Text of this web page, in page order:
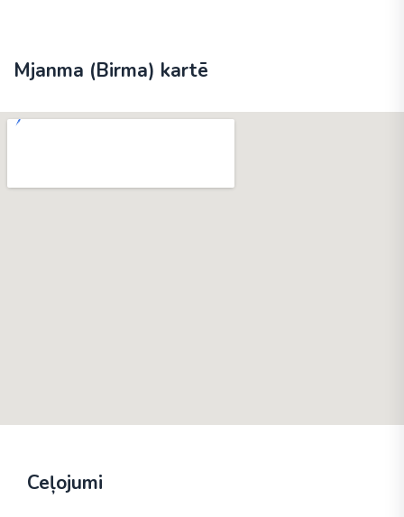
Mjanma (Birma) kartē
Ceļojumi